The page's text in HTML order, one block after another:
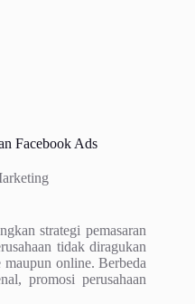
Facebook Ads
strategi pemasaran
tidak diragukan
online. Berbeda
promosi perusahaan